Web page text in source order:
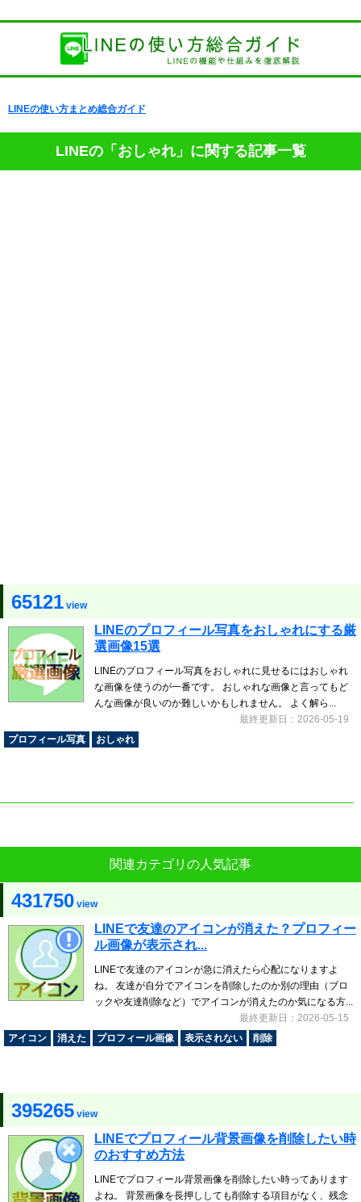
LINEの使い方まとめ総合ガイド
LINEの「おしゃれ」に関する記事一覧
65121 view
LINEのプロフィール写真をおしゃれにする厳
選画像15選
LINEのプロフィール写真をおしゃれに見せるにはおしゃれ
な画像を使うのが一番です。 おしゃれな画像と言ってもど
んな画像が良いのか難しいかもしれません。 よく解ら...
最終更新日：2026-05-19
プロフィール写真
おしゃれ
関連カテゴリの人気記事
431750 view
LINEで友達のアイコンが消えた？プロフィー
ル画像が表示され...
LINEで友達のアイコンが急に消えたら心配になりますよ
ね。 友達が自分でアイコンを削除したのか別の理由（ブロ
ックや友達削除など）でアイコンが消えたのか気になる方...
最終更新日：2026-05-15
アイコン
消えた プロフィール画像 表示されない 削除
395265 view
LINEでプロフィール背景画像を削除したい時
のおすすめ方法
LINEでプロフィール背景画像を削除したい時ってあります
よね。 背景画像を長押ししても削除する項目がなく、残念